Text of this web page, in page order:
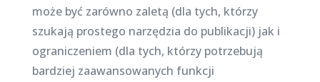
może być zarówno zaletą (dla tych, którzy
szukają prostego narzędzia do publikacji) jak i
ograniczeniem (dla tych, którzy potrzebują
bardziej zaawansowanych funkcji